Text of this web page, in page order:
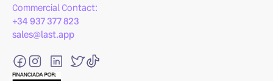
Commercial Contact:
+34 937 377 823
sales@last.app